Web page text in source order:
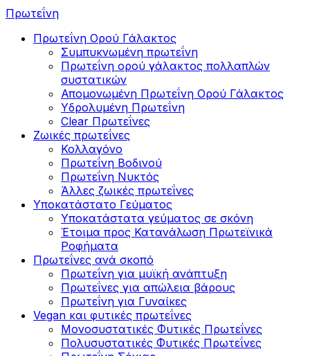
Πρωτεΐνη
Πρωτεΐνη Ορού Γάλακτος
Συμπυκνωμένη πρωτεΐνη
Πρωτεΐνη ορού γάλακτος πολλαπλών
συστατικών
Απομονωμένη Πρωτεΐνη Ορού Γάλακτος
Υδρολυμένη Πρωτεΐνη
Clear Πρωτεΐνες
Ζωικές πρωτεΐνες
Κολλαγόνο
Πρωτεΐνη Βοδινού
Πρωτεΐνη Νυκτός
Άλλες ζωικές πρωτεΐνες
Υποκατάστατο Γεύματος
Υποκατάστατα γεύματος σε σκόνη
Έτοιμα προς Κατανάλωση Πρωτεϊνικά
Ροφήματα
Πρωτεΐνες ανά σκοπό
Πρωτεΐνη για μυϊκή ανάπτυξη
Πρωτεΐνες για απώλεια βάρους
Πρωτεΐνη για Γυναίκες
Vegan και φυτικές πρωτεΐνες
Μονοσυστατικές Φυτικές Πρωτεΐνες
Πολυσυστατικές Φυτικές Πρωτεΐνες